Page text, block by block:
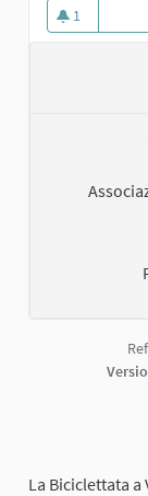
1
1 follower
La Biciclettata